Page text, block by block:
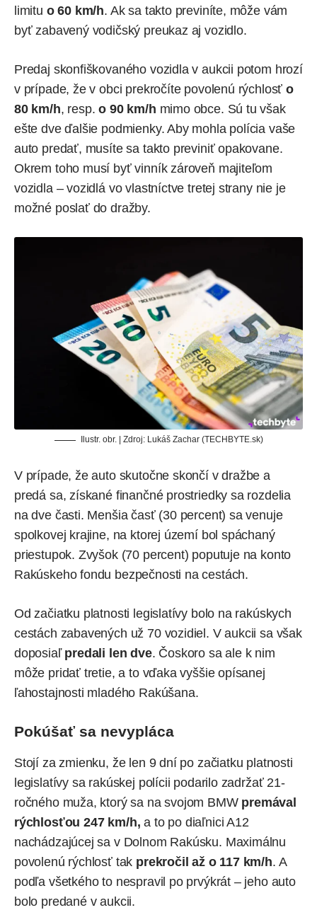
limitu o 60 km/h. Ak sa takto previníte, môže vám
byť zabavený vodičský preukaz aj vozidlo.
Predaj skonfiškovaného vozidla v aukcii potom hrozí
v prípade, že v obci prekročíte povolenú rýchlosťo
80 km/h, resp.o 90 km/h mimo obce. Sú tu však
ešte dve ďalšie podmienky. Aby mohla polícia vaše
auto predať, musíte sa takto previniť opakovane.
Okrem toho musí byť vinník zároveň majiteľom
vozidla – vozidlá vo vlastníctve tretej strany nie je
možné poslať do dražby.
Ilustr. obr. | Zdroj: Lukáš Zachar (TECHBYTE.sk)
V prípade, že auto skutočne skončí v dražbe a
predá sa, získané finančné prostriedky sa rozdelia
na dve časti. Menšia časť (30 percent) sa venuje
spolkovej krajine, na ktorej území bol spáchaný
priestupok. Zvyšok (70 percent) poputuje na konto
Rakúskeho fondu bezpečnosti na cestách.
Od začiatku platnosti legislatívy bolo na rakúskych
cestách zabavených už 70 vozidiel. V aukcii sa však
doposiaľ predali len dve. Čoskoro sa ale k nim
môže pridať tretie, a to vďaka vyššie opísanej
ľahostajnosti mladého Rakúšana.
Pokúšať sa nevypláca
Stojí za zmienku, že len 9 dní po začiatku platnosti
legislatívy sa rakúskej polícii podarilo zadržať 21-
ročného muža, ktorý sa na svojom BMW premával
rýchlosťou 247 km/h, a to po diaľnici A12
nachádzajúcej sa v Dolnom Rakúsku. Maximálnu
povolenú rýchlosť tak prekročil až o 117 km/h. A
podľa všetkého to nespravil po prvýkrát – jeho auto
bolo predané v aukcii.